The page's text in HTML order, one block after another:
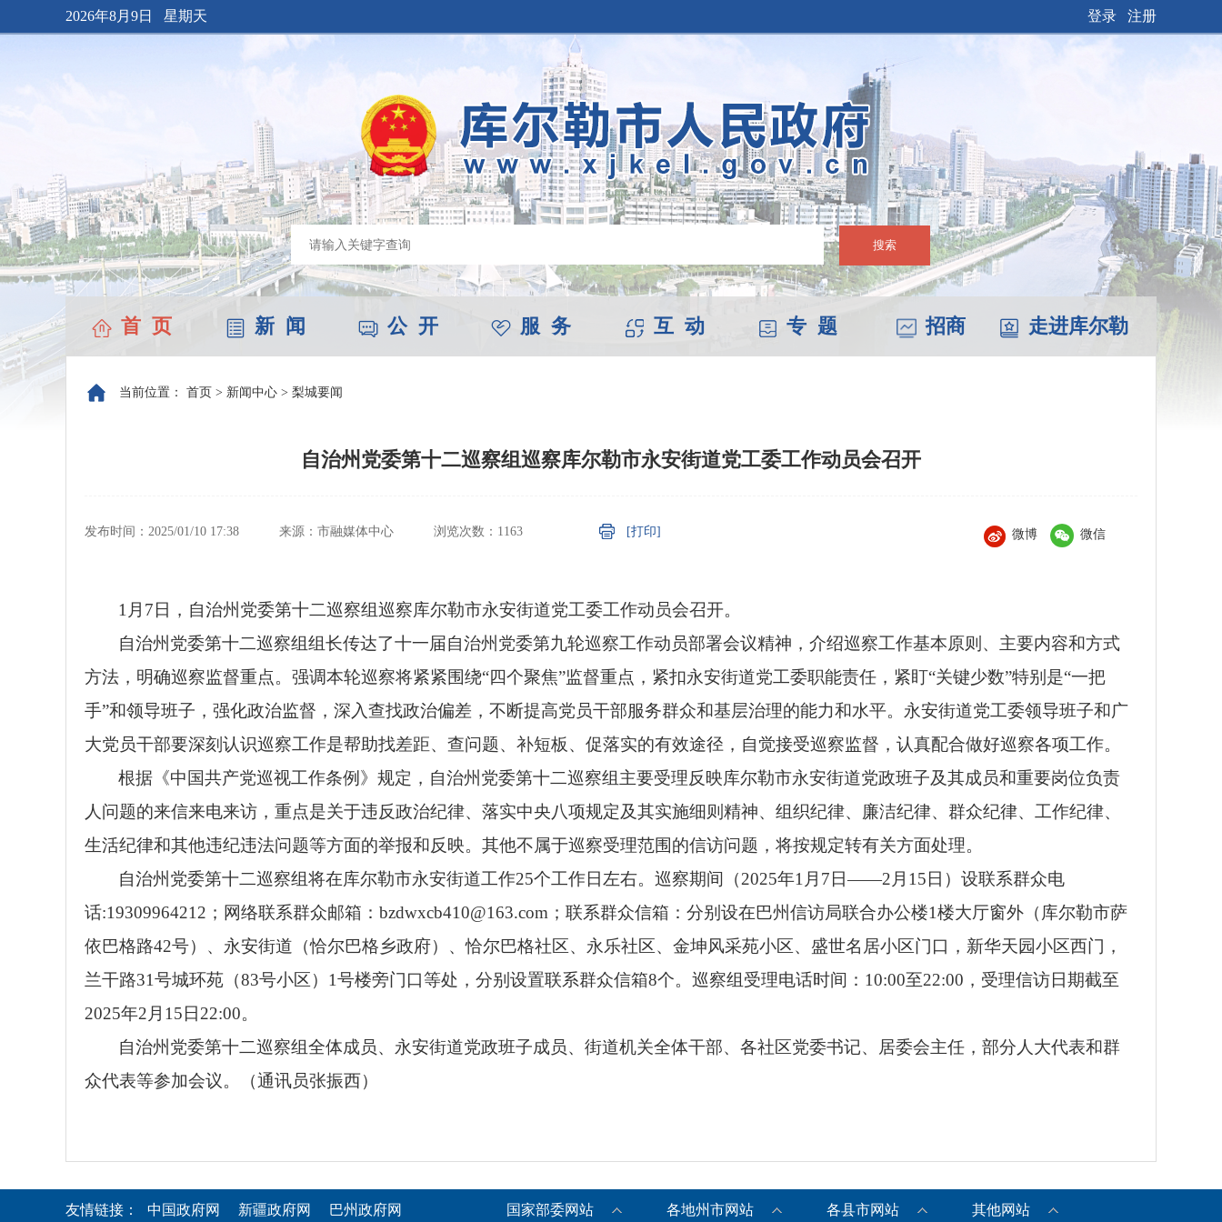
2026年8月9日 星期天 登录 注册
搜索
首 页 新 闻 公 开 服 务 互 动 专 题 招商 走进库尔勒
当前位置： 首页 > 新闻中心 > 梨城要闻
自治州党委第十二巡察组巡察库尔勒市永安街道党工委工作动员会召开
发布时间：2025/01/10 17:38 来源：市融媒体中心 浏览次数： 1163 [打印] 微博 微信
1月7日，自治州党委第十二巡察组巡察库尔勒市永安街道党工委工作动员会召开。
自治州党委第十二巡察组组长传达了十一届自治州党委第九轮巡察工作动员部署会议精神，介绍巡察工作基本原则、主要内容和方式
方法，明确巡察监督重点。强调本轮巡察将紧紧围绕“四个聚焦”监督重点，紧扣永安街道党工委职能责任，紧盯“关键少数”特别是“一把
手”和领导班子，强化政治监督，深入查找政治偏差，不断提高党员干部服务群众和基层治理的能力和水平。永安街道党工委领导班子和广
大党员干部要深刻认识巡察工作是帮助找差距、查问题、补短板、促落实的有效途径，自觉接受巡察监督，认真配合做好巡察各项工作。
根据《中国共产党巡视工作条例》规定，自治州党委第十二巡察组主要受理反映库尔勒市永安街道党政班子及其成员和重要岗位负责
人问题的来信来电来访，重点是关于违反政治纪律、落实中央八项规定及其实施细则精神、组织纪律、廉洁纪律、群众纪律、工作纪律、
生活纪律和其他违纪违法问题等方面的举报和反映。其他不属于巡察受理范围的信访问题，将按规定转有关方面处理。
自治州党委第十二巡察组将在库尔勒市永安街道工作25个工作日左右。巡察期间（2025年1月7日——2月15日）设联系群众电
话:19309964212；网络联系群众邮箱：bzdwxcb410@163.com；联系群众信箱：分别设在巴州信访局联合办公楼1楼大厅窗外（库尔勒市萨
依巴格路42号）、永安街道（恰尔巴格乡政府）、恰尔巴格社区、永乐社区、金坤风采苑小区、盛世名居小区门口，新华天园小区西门，
兰干路31号城环苑（83号小区）1号楼旁门口等处，分别设置联系群众信箱8个。巡察组受理电话时间：10:00至22:00，受理信访日期截至
2025年2月15日22:00。
自治州党委第十二巡察组全体成员、永安街道党政班子成员、街道机关全体干部、各社区党委书记、居委会主任，部分人大代表和群
众代表等参加会议。（通讯员张振西）
友情链接： 中国政府网 新疆政府网 巴州政府网 国家部委网站 各地州市网站 各县市网站 其他网站